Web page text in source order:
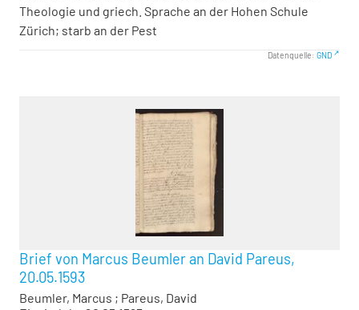
Theologie und griech. Sprache an der Hohen Schule
Zürich; starb an der Pest
Datenquelle: GND
Brief von Marcus Beumler an David Pareus,
20.05.1593
Beumler, Marcus ; Pareus, David